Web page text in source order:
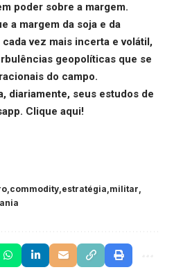
poder sobre a margem.
a margem da soja e da
vez mais incerta e volátil,
geopolíticas que se
do campo.
diariamente, seus estudos de
Clique aqui!
commodity estratégia militar